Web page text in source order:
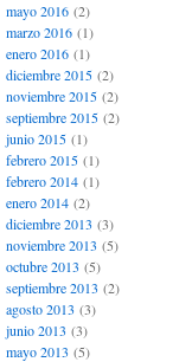
mayo 2016(2)
marzo 2016(1)
enero 2016(1)
diciembre 2015(2)
noviembre 2015(2)
septiembre 2015(2)
junio 2015(1)
febrero 2015(1)
febrero 2014(1)
enero 2014(2)
diciembre 2013 (3)
noviembre 2013 (5)
octubre 2013 (5)
septiembre 2013 (2)
agosto 2013 (3)
junio 2013 (3)
mayo 2013 (5)